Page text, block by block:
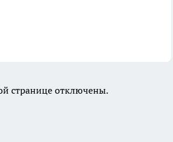
странице отключены.